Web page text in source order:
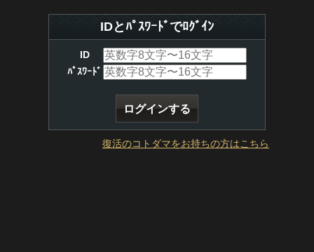
IDとﾊﾟｽﾜｰﾄﾞでﾛｸﾞｲﾝ
ID
ﾊﾟｽﾜｰﾄﾞ
復活のコトダマをお持ちの方はこちら